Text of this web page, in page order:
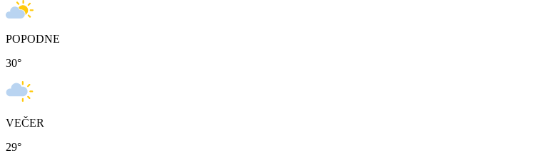
POPODNE
30°
VEČER
29°